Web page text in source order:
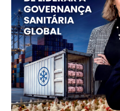
R$ 1.414,46
t
Trigo Atacado - Regional
RS
R$ 1.314,61
t
Ovo Vermelho - Regional
Vermelho